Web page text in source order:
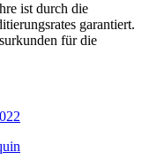
ist durch die
garantiert.
für die